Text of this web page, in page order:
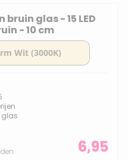
glas - 15 LED
lampjes - Bruin - 10 cm
glas
6,95